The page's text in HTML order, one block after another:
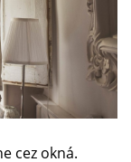
cez okná.